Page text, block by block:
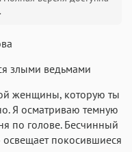
Аа
Fira Sans Times
Аа
SF Serif Аа
New York
злыми ведьмами
женщины, которую ты
Я осматриваю темную
по голове. Бесчинный
покосившиеся